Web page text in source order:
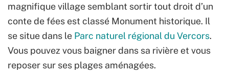
magnifique village semblant sortir tout droit d’un
conte de fées est classé Monument historique. Il
se situe dans le Parc naturel régional du Vercors.
Vous pouvez vous baigner dans sa rivière et vous
reposer sur ses plages aménagées.